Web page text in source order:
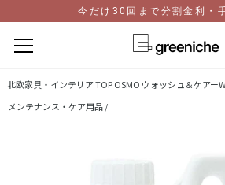
テ
今だけ30回まで分割金利・
北欧家具・インテリア TOPOSMO ウォッシュ＆ケアー
メンテナンス・ケア用品 /